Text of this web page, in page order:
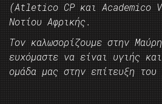
(Atletico CP και Academico
Νοτίου Αφρικής.
Τον καλωσορίζουμε στην
ευχόμαστε να είναι υγιής
ομάδα μας στην επίτευξη του